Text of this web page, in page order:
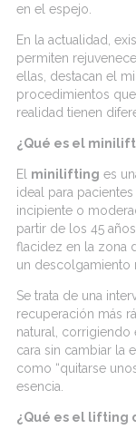
en el espejo.
En la actualidad,
permiten
ellas, destacan el
procedimientos
realidad tienen
¿Qué es el
El minilifting es
ideal para
incipiente o
partir de los 45
flacidez en la zona
un descolgamiento
Se trata de una
recuperación más
natural, corrigiendo
cara sin cambiar la
como “quitarse
esencia.
¿Qué es el lifting